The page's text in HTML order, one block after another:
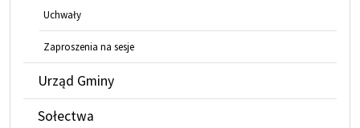
Uchwały
Zaproszenia na sesje
Urząd Gminy
Sołectwa